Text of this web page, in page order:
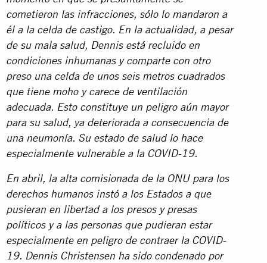
cometieron las infracciones, sólo lo mandaron a
él a la celda de castigo. En la actualidad, a pesar
de su mala salud, Dennis está recluido en
condiciones inhumanas y comparte con otro
preso una celda de unos seis metros cuadrados
que tiene moho y carece de ventilación
adecuada. Esto constituye un peligro aún mayor
para su salud, ya deteriorada a consecuencia de
una neumonía. Su estado de salud lo hace
especialmente vulnerable a la COVID-19.
En abril, la alta comisionada de la ONU para los
derechos humanos instó a los Estados a que
pusieran en libertad a los presos y presas
políticos y a las personas que pudieran estar
especialmente en peligro de contraer la COVID-
19. Dennis Christensen ha sido condenado por